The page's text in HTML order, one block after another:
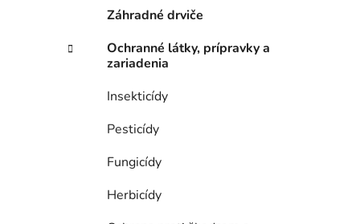
Záhradné drviče
Ochranné látky, prípravky a
zariadenia
Insekticídy
Pesticídy
Fungicídy
Herbicídy